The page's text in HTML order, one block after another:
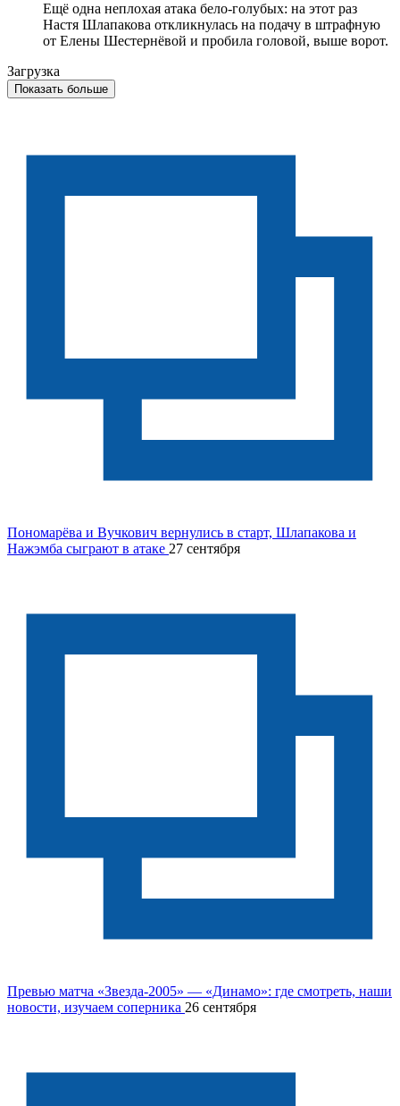
Ещё одна неплохая атака бело-голубых: на этот раз
Настя Шлапакова откликнулась на подачу в штрафную
от Елены Шестернёвой и пробила головой, выше ворот.
Загрузка
Показать больше
Пономарёва и Вучкович вернулись в старт, Шлапакова и
Нажэмба сыграют в атаке 27 сентября
Превью матча «Звезда-2005» — «Динамо»: где смотреть, наши
новости, изучаем соперника 26 сентября